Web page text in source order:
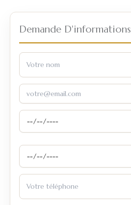
Demande D'informations